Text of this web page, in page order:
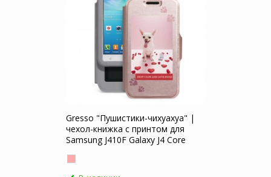
Gresso "Пушистики-чихуахуа" |
чехол-книжка с принтом для
Samsung J410F Galaxy J4 Core